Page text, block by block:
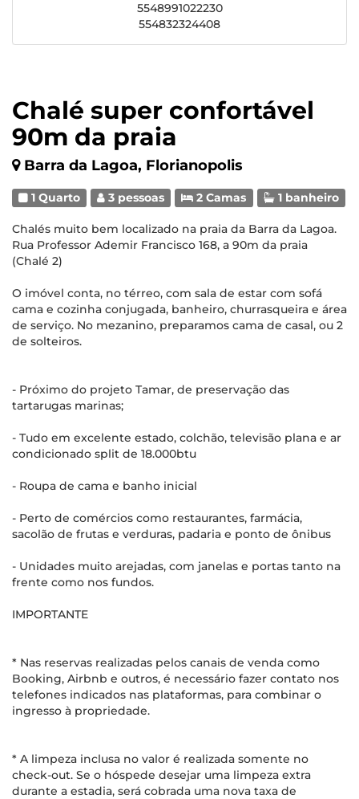
Chalé super confortável
90m da praia
Barra da Lagoa, Florianopolis
1 Quarto 3 pessoas 2 Camas 1 banheiro
Chalés muito bem localizado na praia da Barra da Lagoa.
Rua Professor Ademir Francisco 168, a 90m da praia
(Chalé 2)
O imóvel conta, no térreo, com sala de estar com sofá
cama e cozinha conjugada, banheiro, churrasqueira e área
de serviço. No mezanino, preparamos cama de casal, ou 2
de solteiros.
- Próximo do projeto Tamar, de preservação das
tartarugas marinas;
- Tudo em excelente estado, colchão, televisão plana e ar
condicionado split de 18.000btu
- Roupa de cama e banho inicial
- Perto de comércios como restaurantes, farmácia,
sacolão de frutas e verduras, padaria e ponto de ônibus
- Unidades muito arejadas, com janelas e portas tanto na
frente como nos fundos.
IMPORTANTE
* Nas reservas realizadas pelos canais de venda como
Booking, Airbnb e outros, é necessário fazer contato nos
telefones indicados nas plataformas, para combinar o
ingresso à propriedade.
* A limpeza inclusa no valor é realizada somente no
check-out. Se o hóspede desejar uma limpeza extra
durante a estadia, será cobrada uma nova taxa de
5548991022230
554832324408